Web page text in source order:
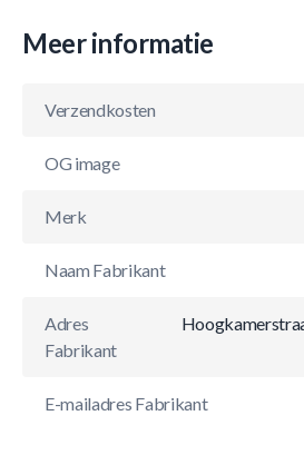
Meer informatie
Verzendkosten
OG image
Merk
Naam Fabrikant
Adres
Fabrikant
E-mailadres Fabrikant